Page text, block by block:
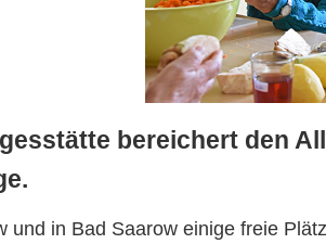
bereichert den
und in Bad Saarow einige freie